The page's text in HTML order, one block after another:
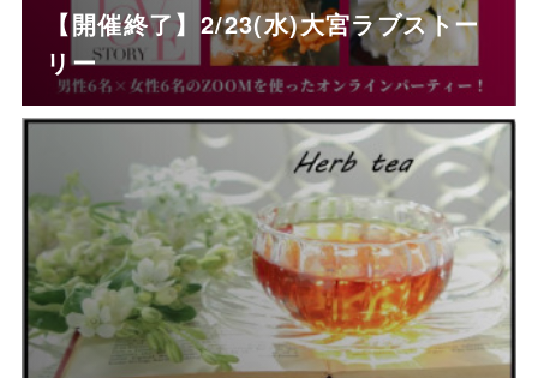
【開催終了】2/23(水)大宮ラブストー
リー